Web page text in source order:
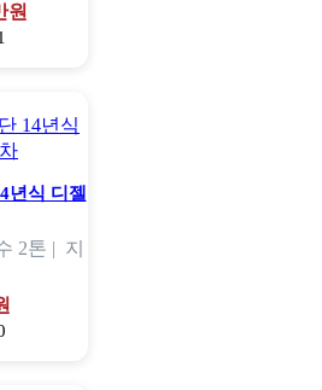
원
년식 디젤
2톤 | 지